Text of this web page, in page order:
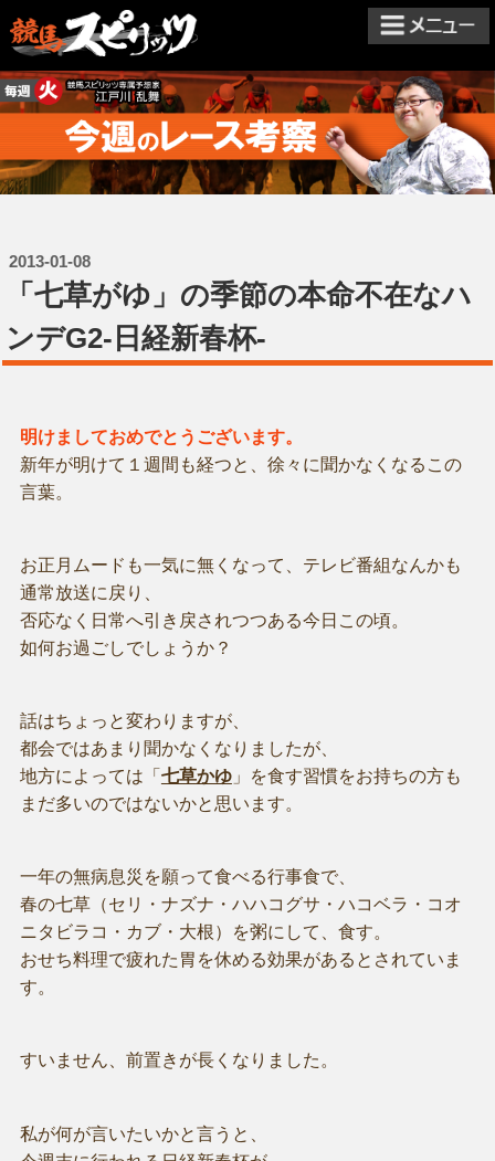
2013-01-08
「七草がゆ」の季節の本命不在なハ
ンデG2-日経新春杯-
明けましておめでとうございます。
新年が明けて１週間も経つと、徐々に聞かなくなるこの
言葉。
お正月ムードも一気に無くなって、テレビ番組なんかも
通常放送に戻り、
否応なく日常へ引き戻されつつある今日この頃。
如何お過ごしでしょうか？
話はちょっと変わりますが、
都会ではあまり聞かなくなりましたが、
地方によっては「 七草かゆ」を食す習慣をお持ちの方も
まだ多いのではないかと思います。
一年の無病息災を願って食べる行事食で、
春の七草（セリ・ナズナ・ハハコグサ・ハコベラ・コオ
ニタビラコ・カブ・大根）を粥にして、食す。
おせち料理で疲れた胃を休める効果があるとされていま
す。
すいません、前置きが長くなりました。
私が何が言いたいかと言うと、